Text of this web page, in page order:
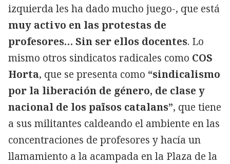
izquierda les ha dado mucho juego-, que está
muy activo en las protestas de
profesores… Sin ser ellos docentes. Lo
mismo otros sindicatos radicales como COS
Horta, que se presenta como “sindicalismo
por la liberación de género, de clase y
nacional de los països catalans”, que tiene
a sus militantes caldeando el ambiente en las
concentraciones de profesores y hacía un
llamamiento a la acampada en la Plaza de la